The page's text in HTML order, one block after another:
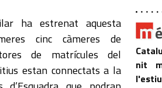
nit
ha estrenat aquesta
cinc càmeres de
de matrícules del
estan connectats a la